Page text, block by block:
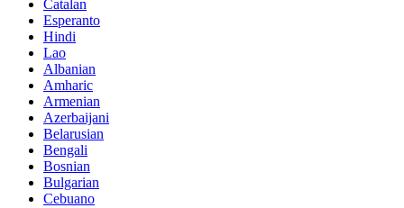
Catalan
Esperanto
Hindi
Lao
Albanian
Amharic
Armenian
Azerbaijani
Belarusian
Bengali
Bosnian
Bulgarian
Cebuano